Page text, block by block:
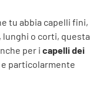
tu abbia capelli fini,
, lunghi o corti, questa
per i capelli dei
particolarmente